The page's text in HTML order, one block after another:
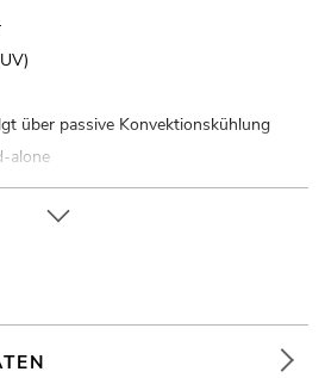
über passive Konvektionskühlung
alone
wie zum Beispiel: Clubs/Tanzschulen;